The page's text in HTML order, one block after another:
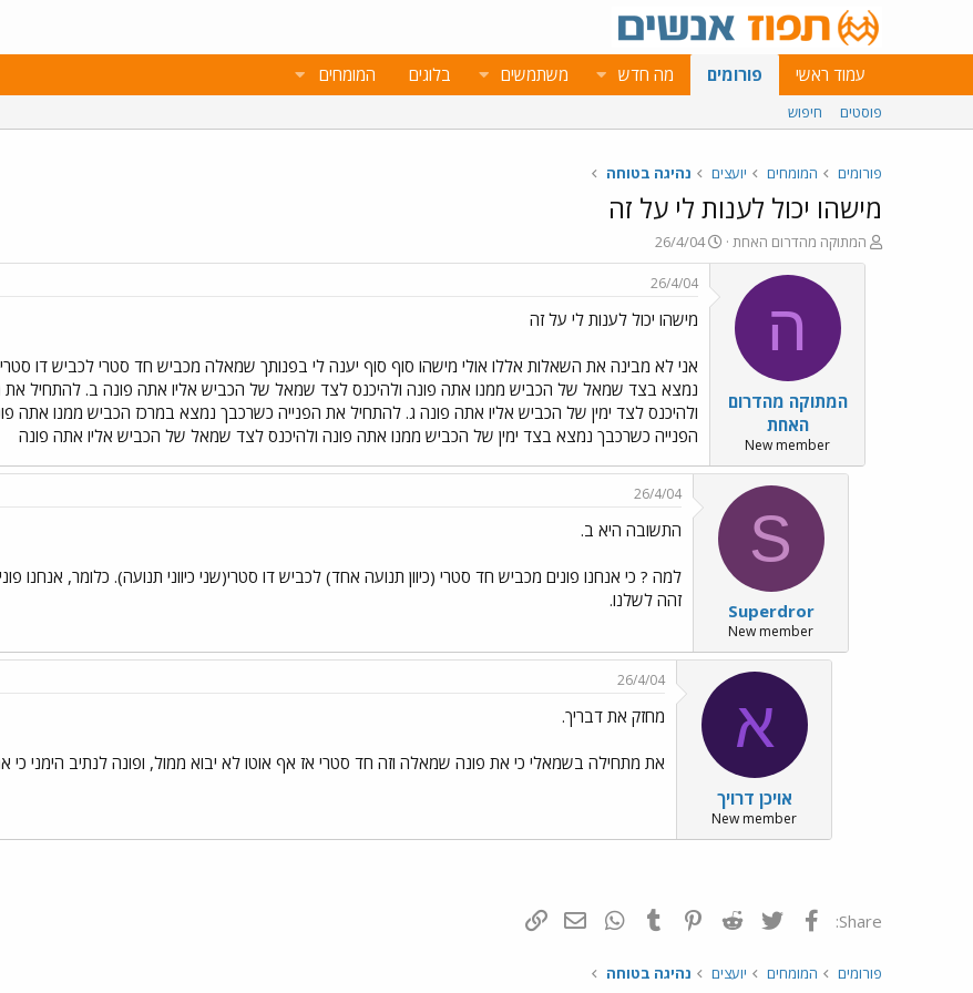
עמוד ראשי פורומים מה חדש משתמשים בלוגים המומחים
פוסטים חיפוש
פורומים המומחים יועצים נהיגה בטוחה
מישהו יכול לענות לי על זה
פ
ו
המתוקה מהדרום האחת
פ
ו
ר
26/4/04
ה
המתוקה מהדרום
האחת
New member
26/4/04
מישהו יכול לענות לי על זה
אני לא מבינה את השאלות אללו אולי מישהו סוף סוף יענה לי בפנותך שמאלה מכביש חד סטרי לכביש דו
נמצא בצד שמאל של הכביש ממנו אתה פונה ולהיכנס לצד שמאל של הכביש אליו אתה פונה ב. להתחיל
ולהיכנס לצד ימין של הכביש אליו אתה פונה ג. להתחיל את הפנייה כשרכבך נמצא במרכז הכביש ממנו אתה
הפנייה כשרכבך נמצא בצד ימין של הכביש ממנו אתה פונה ולהיכנס לצד שמאל של הכביש אליו אתה פונה
S
Superdror
New member
26/4/04
התשובה היא ב.
למה ? כי אנחנו פונים מכביש חד סטרי (כיוון תנועה אחד) לכביש דו סטרי(שני כיווני תנועה). כלומר, אנחנו
זהה לשלנו.
א
אויכן דרויך
New member
26/4/04
מחזק את דבריך.
את מתחילה בשמאלי כי את פונה שמאלה וזה חד סטרי אז אף אוטו לא יבוא ממול, ופונה לנתיב הימני כי
Share: פייסבוק Twitter
Reddit
Pinterest
Tumblr
WhatsAppדואר אלקטרוני
פורומים המומחים יועצים נהיגה בטוחה